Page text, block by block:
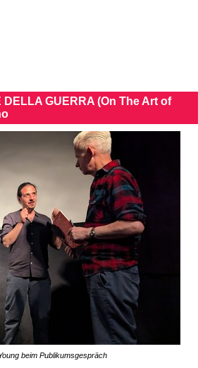
GUERRA (On The Art of
beim Publikumsgespräch